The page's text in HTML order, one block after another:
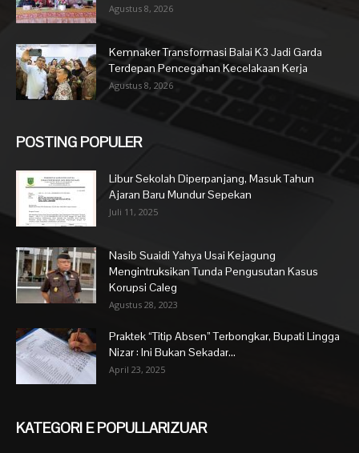
Agustus 8, 2026
Kemnaker Transformasi Balai K3 Jadi Garda
Terdepan Pencegahan Kecelakaan Kerja
Agustus 8, 2026
POSTING POPULER
Libur Sekolah Diperpanjang, Masuk Tahun
Ajaran Baru Mundur Sepekan
Juli 11, 2025
Nasib Suaidi Yahya Usai Kejagung
Mengintruksikan Tunda Pengusutan Kasus
Korupsi Caleg
Agustus 28, 2023
Praktek “Titip Absen” Terbongkar, Bupati Lingga
Nizar : Ini Bukan Sekadar...
April 23, 2025
KATEGORI E POPULLARIZUAR